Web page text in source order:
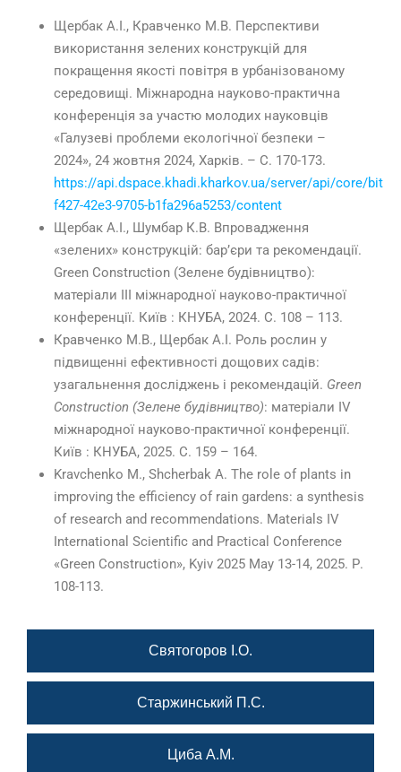
Святогоров І.О.
Старжинський П.С.
Циба А.М.
Щербак А.І., Кравченко М.В. Перспективи
використання зелених конструкцій для
покращення якості повітря в урбанізованому
середовищі. Міжнародна науково-практична
конференція за участю молодих науковців
«Галузеві проблеми екологічної безпеки –
2024», 24 жовтня 2024, Харків. – С. 170-173.
https://api.dspace.khadi.kharkov.ua/server/api/core/
f427-42e3-9705-b1fa296a5253/content
Щербак А.І., Шумбар К.В. Впровадження
«зелених» конструкцій: бар’єри та рекомендації.
Green Construction (Зелене будівництво):
матеріали ІІІ міжнародної науково-практичної
конференції. Київ : КНУБА, 2024. С. 108 – 113.
Кравченко М.В., Щербак А.І. Роль рослин у
підвищенні ефективності дощових садів:
узагальнення досліджень і рекомендацій. Green
Construction (Зелене будівництво): матеріали ІV
міжнародної науково-практичної конференції.
Київ : КНУБА, 2025. С. 159 – 164.
Kravchenko M., Shcherbak A. The role of plants in
improving the efficiency of rain gardens: a synthesis
of research and recommendations. Materials IV
International Scientific and Practical Conference
«Green Construction», Kyiv 2025 May 13-14, 2025. Р.
108-113.